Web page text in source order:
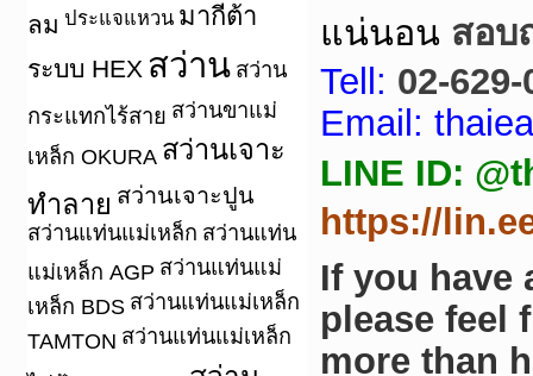
ลม ประแจแหวน มากีต้า
ระบบ HEX สว่าน สว่าน
กระแทกไร้สาย สว่านขาแม่
เหล็ก OKURA สว่านเจาะ
ทำลาย สว่านเจาะปูน
สว่านแท่นแม่เหล็ก สว่านแท่น
แม่เหล็ก AGP สว่านแท่นแม่
เหล็ก BDS สว่านแท่นแม่เหล็ก
TAMTON สว่านแท่นแม่เหล็ก
แน่นอน สอบ
Tell: 02-629-
Email:
LINE ID:
https://
If you have
please feel
more than